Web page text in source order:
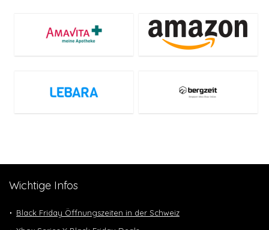
Wichtige Infos
Black Friday Öffnungszeiten in der Schweiz